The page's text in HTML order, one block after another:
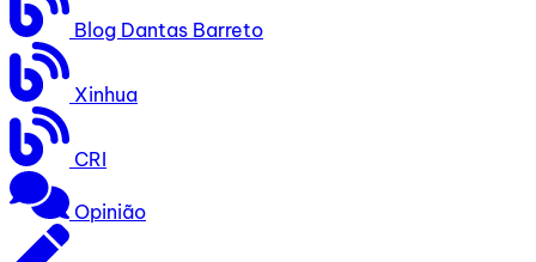
Blog Dantas Barreto
Xinhua
CRI
Opinião